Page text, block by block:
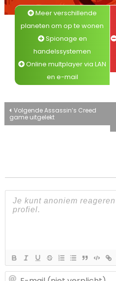
Meer verschillende
planeten om op te wonen
Spionage en
handelssystemen
Online multplayer via LAN
en e-mail
Bericht
Volgende Assassin’s Creed
game uitgelekt